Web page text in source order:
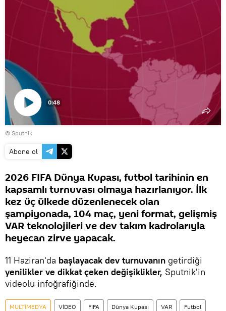
Videoyu
oynat
0:48
© Sputnik
Abone ol
2026 FIFA Dünya Kupası, futbol tarihinin en
kapsamlı turnuvası olmaya hazırlanıyor. İlk
kez üç ülkede düzenlenecek olan
şampiyonada, 104 maç, yeni format, gelişmiş
VAR teknolojileri ve dev takım kadrolarıyla
heyecan zirve yapacak.
11 Haziran'da başlayacak dev turnuvanın getirdiği
yenilikler ve dikkat çeken değişiklikler, Sputnik'in
videolu infoğrafiğinde.
MULTİMEDYA VİDEO FIFA Dünya Kupası VAR Futbol